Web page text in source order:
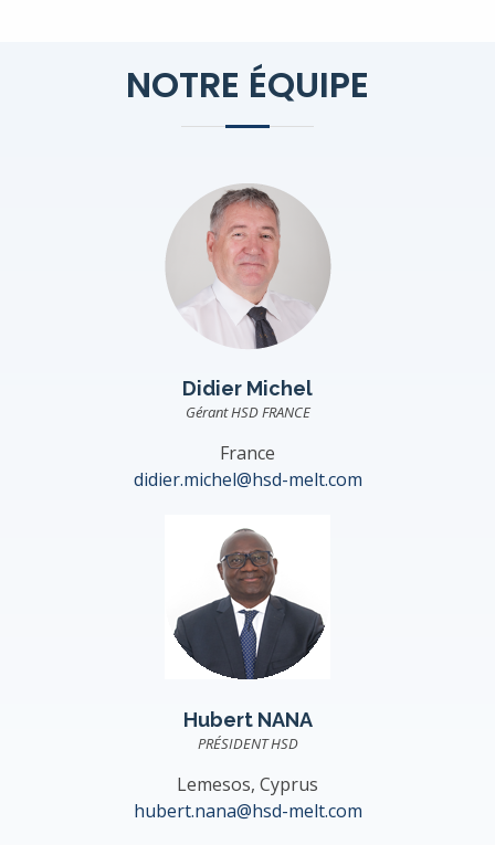
NOTRE ÉQUIPE
Didier Michel
Gérant HSD FRANCE
France
didier.michel@hsd-melt.com
Hubert NANA
PRÉSIDENT HSD
Lemesos, Cyprus
hubert.nana@hsd-melt.com